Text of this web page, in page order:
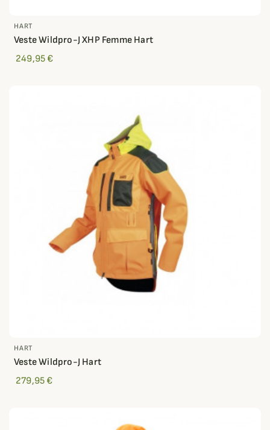
HART
Veste Wildpro-J XHP Femme Hart
249,95 €
HART
Veste Wildpro-J Hart
279,95 €